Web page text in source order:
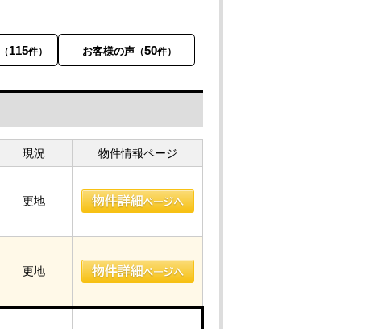
（115件） お客様の声（50件）
現況 物件情報ページ
更地
更地